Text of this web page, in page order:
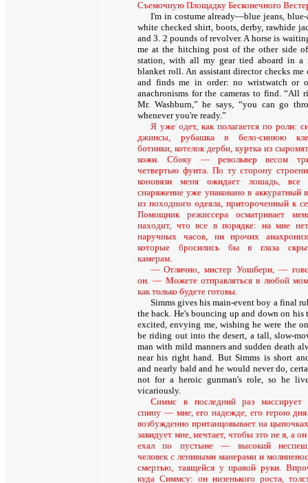
Съемочную Площадку Бесконечного
I'm in costume already—blue jeans, blue-
white checked shirt, boots, derby, rawhide
and 3. 2 pounds of revolver. A horse is
me at the hitching post of the other side
station, with all my gear tied aboard in a
blanket roll. An assistant director checks me
and finds me in order: no wristwatch or
anachronisms for the cameras to find. “All
Mr. Washburn,” he says, “you can go
whenever you're ready.”
Я уже одет, как полагается по роли:
джинсы, рубашка в бело-синюю
ботинки, котелок дерби, куртка из
кожи. Сбоку — револьвер весом
четвертью фунта. По ту сторону
коновязи меня ожидает лошадь, все
снаряжение уже упаковано в аккуратный
из походного одеяла, притороченный к
Помощник режиссера осматривает
находит, что все в порядке: на мне
наручных часов, ни прочих
которые бросились бы в глаза
камерам.
— Отлично, мистер Уошберн, —
он. — Можете отправляться в любой
как только будете готовы.
Simms gives his main-event boy a final
the back. He's bouncing up and down on his
excited, envying me, wishing he were the
be riding out into the desert, a tall, slow-
man with mild manners and sudden death
near his right hand. But Simms is short
and nearly bald and he would never do,
not for a heroic gunman's role, so he
vicariously.
Симмс в последний раз массирует
спину — мне, его надежде, его герою
возбужденно пританцовывает на
завидует мне, мечтает, чтобы это не я, а
ехал по пустыне — высокий
человек с ленивыми манерами и
смертью, таящейся у правой руки.
куда Симмсу: он низенького роста,